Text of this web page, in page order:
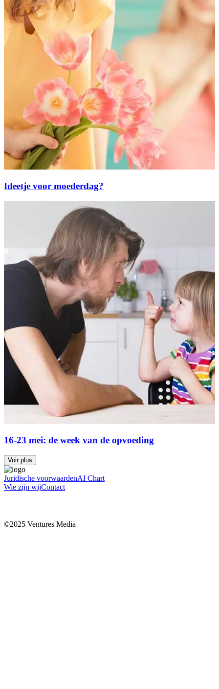
Ideetje voor moederdag?
16-23 mei: de week van de opvoeding
Voir plus
Juridische voorwaardenAI Chart
Wie zijn wijContact
©2025 Ventures Media